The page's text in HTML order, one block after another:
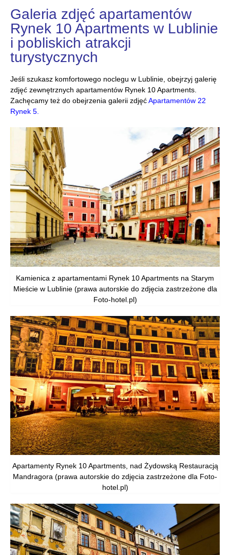
Galeria zdjęć apartamentów
Rynek 10 Apartments w Lublinie
i pobliskich atrakcji
turystycznych
Jeśli szukasz komfortowego noclegu w Lublinie, obejrzyj galerię
zdjęć zewnętrznych apartamentów Rynek 10 Apartments.
Zachęcamy też do obejrzenia galerii zdjęćApartamentów 22
Rynek 5.
Kamienica z apartamentami Rynek 10 Apartments na Starym
Mieście w Lublinie (prawa autorskie do zdjęcia zastrzeżone dla
Foto-hotel.pl)
Apartamenty Rynek 10 Apartments, nad Żydowską Restauracją
Mandragora (prawa autorskie do zdjęcia zastrzeżone dla Foto-
hotel.pl)